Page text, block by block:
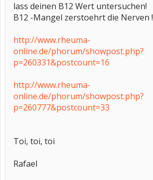
lass deinen B12 Wert untersuchen!
B12 -Mangel zerstoehrt die Nerven !
http://www.rheuma-
online.de/phorum/showpost.php?
p=260331&postcount=16
http://www.rheuma-
online.de/phorum/showpost.php?
p=260777&postcount=33
Toi, toi, toi
Rafael